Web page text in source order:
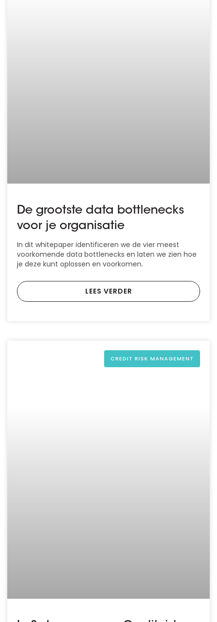
De grootste data bottlenecks
voor je organisatie
In dit whitepaper identificeren we de vier meest
voorkomende data bottlenecks en laten we zien hoe
je deze kunt oplossen en voorkomen.
LEES VERDER
CREDIT RISK MANAGEMENT